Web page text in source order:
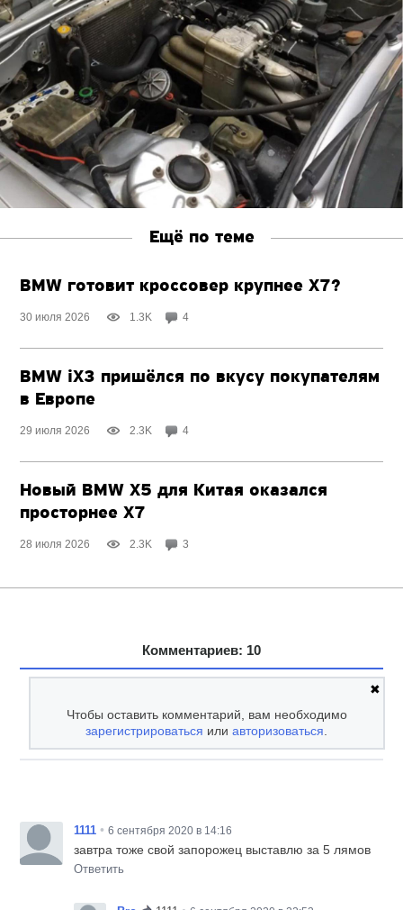
Ещё по теме
BMW готовит кроссовер крупнее X7?
30 июля 2026 1.3K 4
BMW iX3 пришёлся по вкусу покупателям
в Европе
29 июля 2026 2.3K 4
Новый BMW X5 для Китая оказался
просторнее X7
28 июля 2026 2.3K 3
Комментариев: 10
✖
Чтобы оставить комментарий, вам необходимо
зарегистрироваться илиавторизоваться
1111 • 6 сентября 2020 в 14:16
завтра тоже свой запорожец выставлю за 5 лямов
Ответить